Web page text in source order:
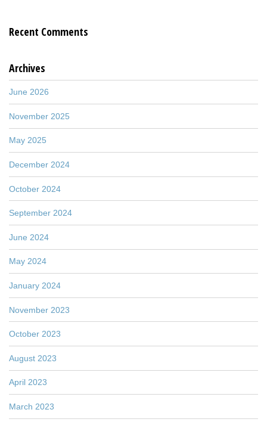
Recent Comments
Archives
June 2026
November 2025
May 2025
December 2024
October 2024
September 2024
June 2024
May 2024
January 2024
November 2023
October 2023
August 2023
April 2023
March 2023